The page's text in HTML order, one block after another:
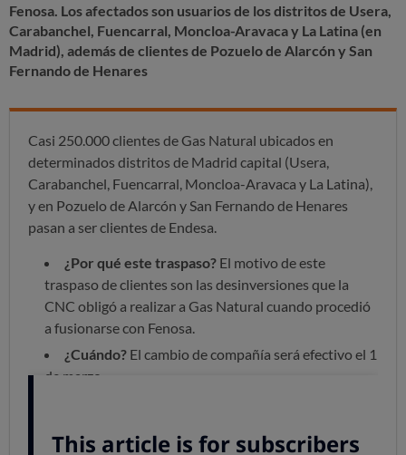
Fenosa. Los afectados son usuarios de los distritos de Usera,
Carabanchel, Fuencarral, Moncloa-Aravaca y La Latina (en
Madrid), además de clientes de Pozuelo de Alarcón y San
Fernando de Henares
Casi 250.000 clientes de Gas Natural ubicados en
determinados distritos de Madrid capital (Usera,
Carabanchel, Fuencarral, Moncloa-Aravaca y La Latina),
y en Pozuelo de Alarcón y San Fernando de Henares
pasan a ser clientes de Endesa.
¿Por qué este traspaso? El motivo de este
traspaso de clientes son las desinversiones que la
CNC obligó a realizar a Gas Natural cuando procedió
a fusionarse con Fenosa.
¿Cuándo? El cambio de compañía será efectivo el 1
de marzo.
comercializadora de último recurso (que sigue la